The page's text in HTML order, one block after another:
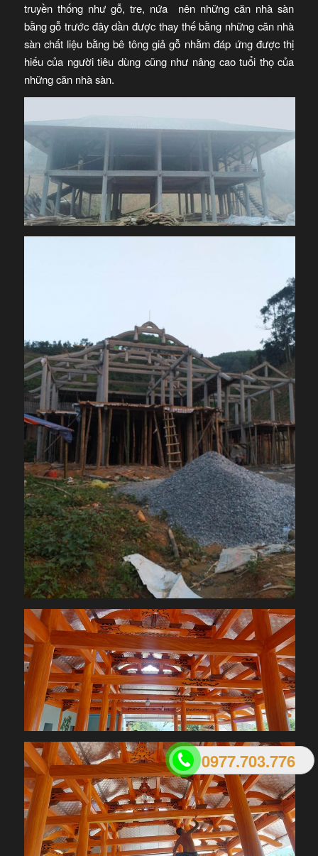
0977.703.776
truyền thống như gỗ, tre, nứa nên những căn nhà sàn
bằng gỗ trước đây dần được thay thế bằng những căn nhà
sàn chất liệu bằng bê tông giả gỗ nhằm đáp ứng được thị
hiếu của người tiêu dùng cũng như nâng cao tuổi thọ của
những căn nhà sàn.